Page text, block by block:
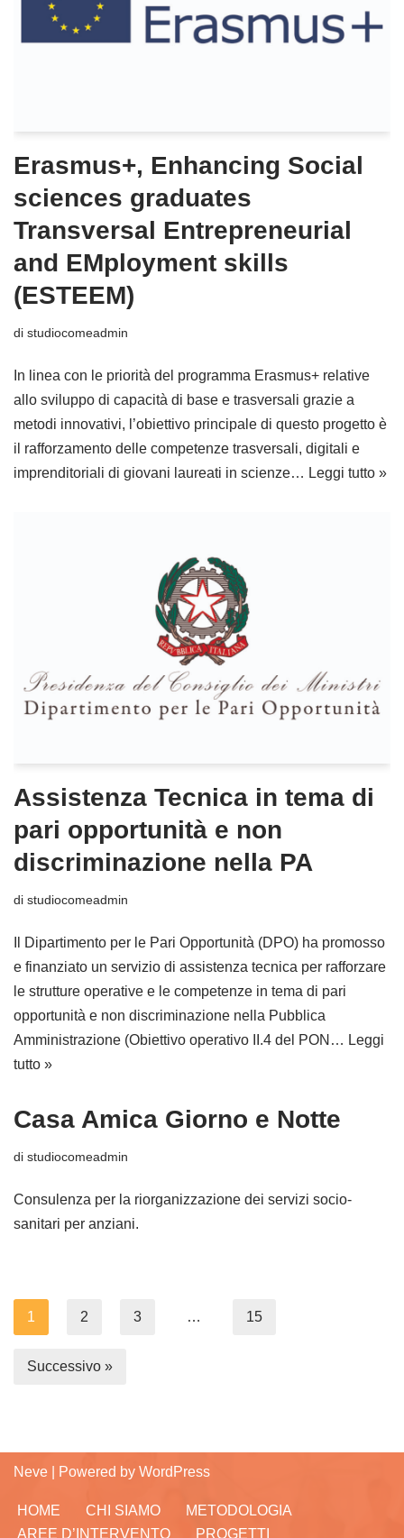
Erasmus+, Enhancing Social
sciences graduates
Transversal Entrepreneurial
and EMployment skills
(ESTEEM)
di studiocomeadmin
In linea con le priorità del programma Erasmus+ relative
allo sviluppo di capacità di base e trasversali grazie a
metodi innovativi, l’obiettivo principale di questo progetto è
il rafforzamento delle competenze trasversali, digitali e
imprenditoriali di giovani laureati in scienze… Leggi tutto »
Assistenza Tecnica in tema di
pari opportunità e non
discriminazione nella PA
di studiocomeadmin
Il Dipartimento per le Pari Opportunità (DPO) ha promosso
e finanziato un servizio di assistenza tecnica per rafforzare
le strutture operative e le competenze in tema di pari
opportunità e non discriminazione nella Pubblica
Amministrazione (Obiettivo operativo II.4 del PON… Leggi
tutto »
Casa Amica Giorno e Notte
di studiocomeadmin
Consulenza per la riorganizzazione dei servizi socio-
sanitari per anziani.
1 2 3 … 15
Successivo »
Neve | Powered by WordPress
HOME CHI SIAMO
METODOLOGIA
AREE D’INTERVENTO
PROGETTI